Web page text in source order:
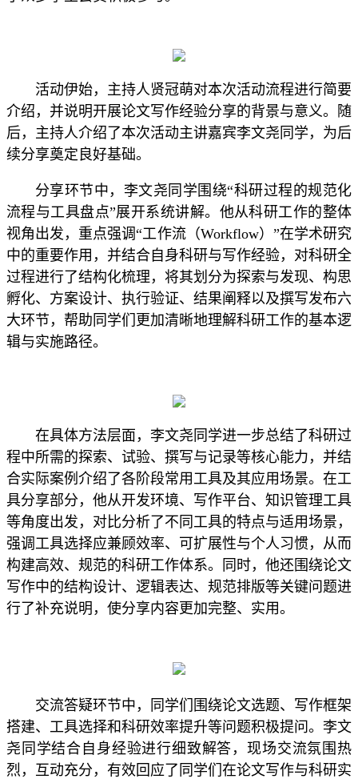
活动伊始，主持人贤冠萌对本次活动流程进行简要
介绍，并说明开展论文写作经验分享的背景与意义。随
后，主持人介绍了本次活动主讲嘉宾李文尧同学，为后
续分享奠定良好基础。
分享环节中，李文尧同学围绕“科研过程的规范化
流程与工具盘点”展开系统讲解。他从科研工作的整体
视角出发，重点强调“工作流（Workflow）”在学术研究
中的重要作用，并结合自身科研与写作经验，对科研全
过程进行了结构化梳理，将其划分为探索与发现、构思
孵化、方案设计、执行验证、结果阐释以及撰写发布六
大环节，帮助同学们更加清晰地理解科研工作的基本逻
辑与实施路径。
在具体方法层面，李文尧同学进一步总结了科研过
程中所需的探索、试验、撰写与记录等核心能力，并结
合实际案例介绍了各阶段常用工具及其应用场景。在工
具分享部分，他从开发环境、写作平台、知识管理工具
等角度出发，对比分析了不同工具的特点与适用场景，
强调工具选择应兼顾效率、可扩展性与个人习惯，从而
构建高效、规范的科研工作体系。同时，他还围绕论文
写作中的结构设计、逻辑表达、规范排版等关键问题进
行了补充说明，使分享内容更加完整、实用。
交流答疑环节中，同学们围绕论文选题、写作框架
搭建、工具选择和科研效率提升等问题积极提问。李文
尧同学结合自身经验进行细致解答，现场交流氛围热
烈，互动充分，有效回应了同学们在论文写作与科研实